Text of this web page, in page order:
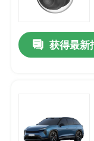
联系我们
应用案例
获得最新